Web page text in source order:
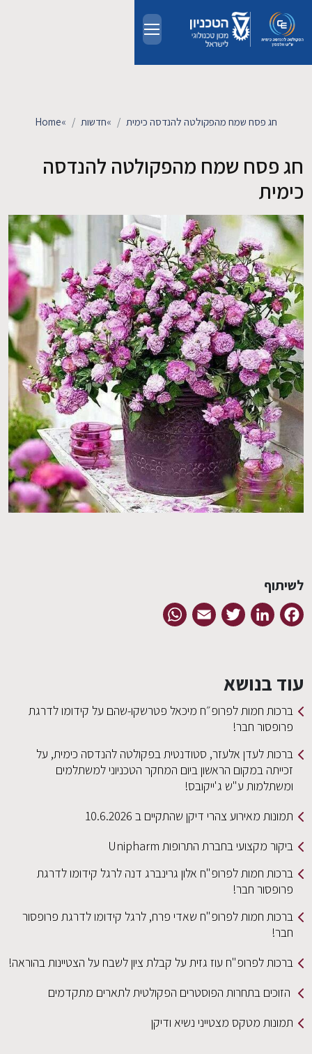
EN
מחקר
חדשות ואירועים
קשרי תעשייה
צרו קשר
Home» חדשות» חג פסח שמח מהפקולטה להנדסה כימית
חג פסח שמח מהפקולטה להנדסה
כימית
לשיתוף
Facebook
LinkedIn
Twitter
Email
עוד בנושא
ברכות חמות לפרופ״ח מיכאל פטרשקו-שהם על קידומו לדרגת
פרופסור חבר!
ברכות לעדן אלעזר, סטודנטית בפקולטה להנדסה כימית, על
זכייתה במקום הראשון ביום המחקר הטכניוני למשתלמים
ומשתלמות ע"ש ג'ייקובס!
תמונות מאירוע צהרי דיקן שהתקיים ב 10.6.2026
ביקור מקצועי בחברת התרופות Unipharm
ברכות חמות לפרופ"ח אלון גרינברג דנה לרגל קידומו לדרגת
פרופסור חבר!
ברכות חמות לפרופ"ח שאדי פרח, לרגל קידומו לדרגת פרופסור
חבר!
ברכות לפרופ"ח עוז גזית על קבלת ציון לשבח על הצטיינות בהוראה!
הזוכים בתחרות הפוסטרים הפקולטית לתארים מתקדמים
תמונות מטקס מצטייני נשיא ודיקן